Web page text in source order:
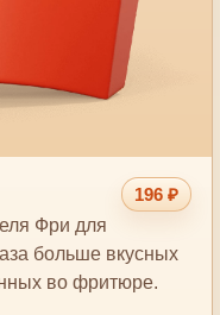
196 ₽
Фри для
больше вкусных
во фритюре.